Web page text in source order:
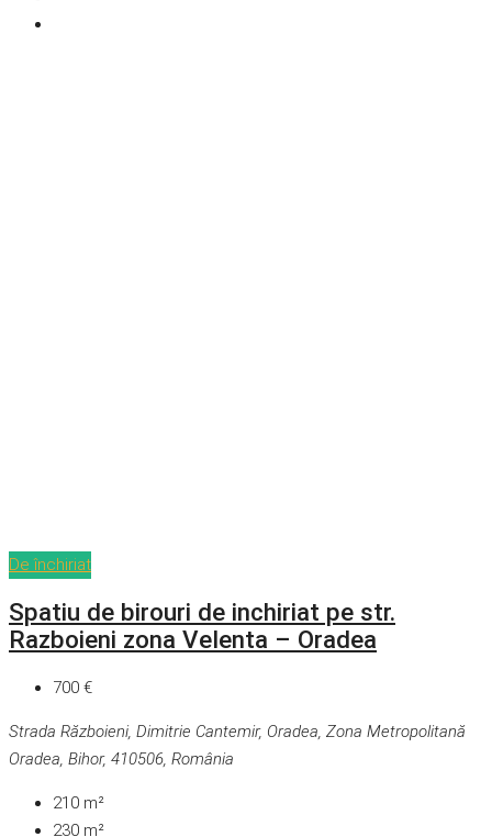
De închiriat
Spatiu de birouri de inchiriat pe str.
Razboieni zona Velenta – Oradea
700 €
Strada Războieni, Dimitrie Cantemir, Oradea, Zona Metropolitană
Oradea, Bihor, 410506, România
210 m²
230 m²